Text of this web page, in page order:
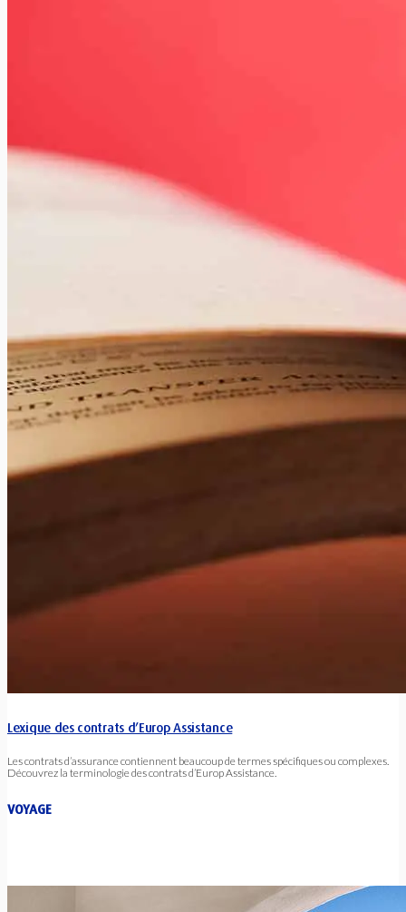
Lexique des contrats d’Europ Assistance
Les contrats d’assurance contiennent beaucoup de termes spécifiques ou complexes.
Découvrez la terminologie des contrats d’Europ Assistance.
VOYAGE